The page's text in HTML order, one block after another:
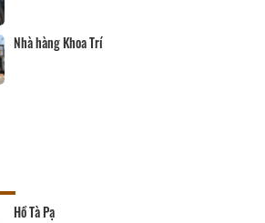
Nhà hàng Khoa Trí
Hồ Tà Pạ